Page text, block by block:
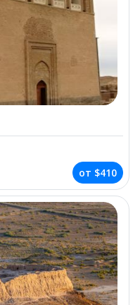
от $410